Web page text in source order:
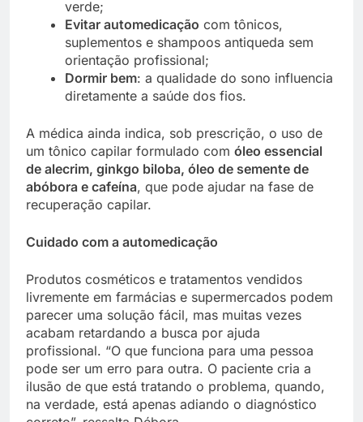
verde;
Evitar automedicação com tônicos,
suplementos e shampoos antiqueda sem
orientação profissional;
Dormir bem: a qualidade do sono influencia
diretamente a saúde dos fios.
A médica ainda indica, sob prescrição, o uso de
um tônico capilar formulado com óleo essencial
de alecrim, ginkgo biloba, óleo de semente de
abóbora e cafeína, que pode ajudar na fase de
recuperação capilar.
Cuidado com a automedicação
Produtos cosméticos e tratamentos vendidos
livremente em farmácias e supermercados podem
parecer uma solução fácil, mas muitas vezes
acabam retardando a busca por ajuda
profissional. “O que funciona para uma pessoa
pode ser um erro para outra. O paciente cria a
ilusão de que está tratando o problema, quando,
na verdade, está apenas adiando o diagnóstico